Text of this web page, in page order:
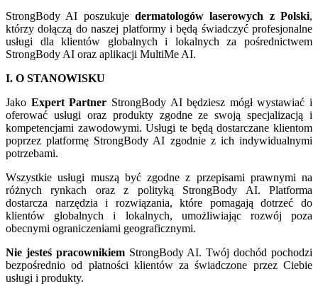
StrongBody AI poszukuje dermatologów laserowych z Polski,
którzy dołączą do naszej platformy i będą świadczyć profesjonalne
usługi dla klientów globalnych i lokalnych za pośrednictwem
StrongBody AI oraz aplikacji MultiMe AI.
I. O STANOWISKU
Jako Expert Partner StrongBody AI będziesz mógł wystawiać i
oferować usługi oraz produkty zgodne ze swoją specjalizacją i
kompetencjami zawodowymi. Usługi te będą dostarczane klientom
poprzez platformę StrongBody AI zgodnie z ich indywidualnymi
potrzebami.
Wszystkie usługi muszą być zgodne z przepisami prawnymi na
różnych rynkach oraz z polityką StrongBody AI. Platforma
dostarcza narzędzia i rozwiązania, które pomagają dotrzeć do
klientów globalnych i lokalnych, umożliwiając rozwój poza
obecnymi ograniczeniami geograficznymi.
Nie jesteś pracownikiemStrongBody AI. Twój dochód pochodzi
bezpośrednio od płatności klientów za świadczone przez Ciebie
usługi i produkty.